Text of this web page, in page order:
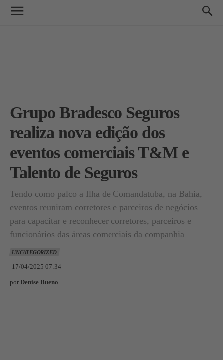
Grupo Bradesco Seguros
realiza nova edição dos
eventos comerciais T&M e
Talento de Seguros
Tendo como palco a Ilha de Comandatuba, na Bahia,
eventos reuniram corretores e parceiros de negócios
para capacitar e reconhecer corretores, parceiros e
funcionários das áreas comerciais da companhia
UNCATEGORIZED
17/04/2025 07:34
por Denise Bueno